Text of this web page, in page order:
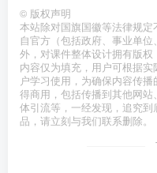
© 版权声明
本站除对国旗国徽等法律规
自官方（包括政府、事业单
外，对课件整体设计拥有版
内容仅为填充，用户可根据
户学习使用，为确保内容传
得商用，包括传播到其他网
体引流等，一经发现，追究
品，请立刻与我们联系删除。